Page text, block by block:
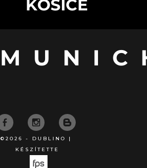
©2026 - DUBLINO |
KÉSZÍTETTE